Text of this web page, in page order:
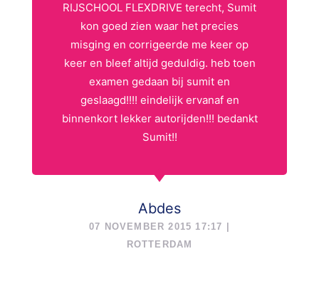
RIJSCHOOL FLEXDRIVE terecht, Sumit
kon goed zien waar het precies
misging en corrigeerde me keer op
keer en bleef altijd geduldig. heb toen
examen gedaan bij sumit en
geslaagd!!!! eindelijk ervanaf en
binnenkort lekker autorijden!!! bedankt
Sumit!!
Abdes
07 NOVEMBER 2015 17:17 |
ROTTERDAM